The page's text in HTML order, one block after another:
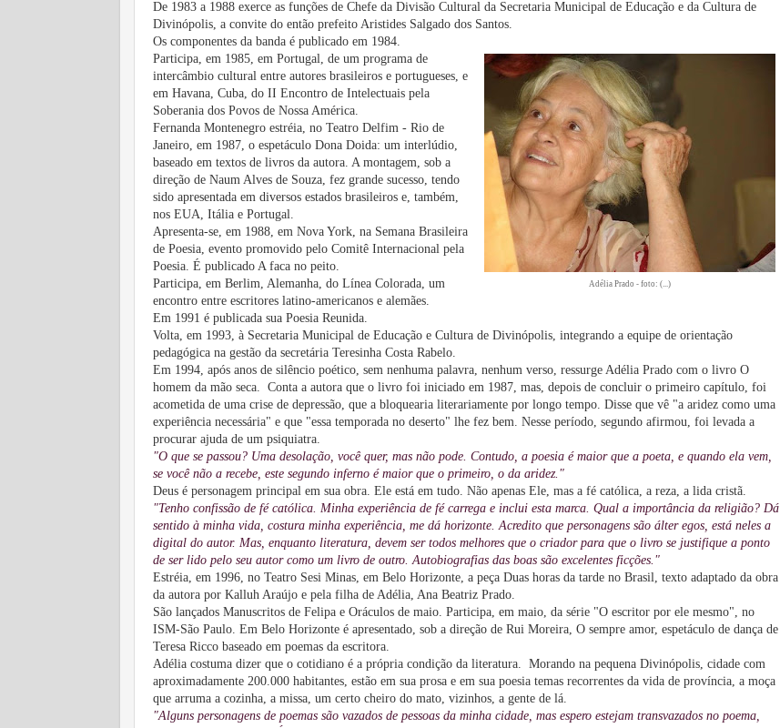
De 1983 a 1988 exerce as funções de Chefe da Divisão Cultural da Secretaria Municipal de Educação e da Cultura de
Divinópolis, a convite do então prefeito Aristides Salgado dos Santos.
Os componentes da banda é publicado em 1984.
Adélia Prado - foto: (...)
Participa, em 1985, em Portugal, de um programa de
intercâmbio cultural entre autores brasileiros e portugueses, e
em Havana, Cuba, do II Encontro de Intelectuais pela
Soberania dos Povos de Nossa América.
Fernanda Montenegro estréia, no Teatro Delfim - Rio de
Janeiro, em 1987, o espetáculo Dona Doida: um interlúdio,
baseado em textos de livros da autora. A montagem, sob a
direção de Naum Alves de Souza, fez grande sucesso, tendo
sido apresentada em diversos estados brasileiros e, também,
nos EUA, Itália e Portugal.
Apresenta-se, em 1988, em Nova York, na Semana Brasileira
de Poesia, evento promovido pelo Comitê Internacional pela
Poesia. É publicado A faca no peito.
Participa, em Berlim, Alemanha, do Línea Colorada, um
encontro entre escritores latino-americanos e alemães.
Em 1991 é publicada sua Poesia Reunida.
Volta, em 1993, à Secretaria Municipal de Educação e Cultura de Divinópolis, integrando a equipe de orientação
pedagógica na gestão da secretária Teresinha Costa Rabelo.
Em 1994, após anos de silêncio poético, sem nenhuma palavra, nenhum verso, ressurge Adélia Prado com o livro O
homem da mão seca. Conta a autora que o livro foi iniciado em 1987, mas, depois de concluir o primeiro capítulo, foi
acometida de uma crise de depressão, que a bloquearia literariamente por longo tempo. Disse que vê "a aridez como uma
experiência necessária" e que "essa temporada no deserto" lhe fez bem. Nesse período, segundo afirmou, foi levada a
procurar ajuda de um psiquiatra.
"O que se passou? Uma desolação, você quer, mas não pode. Contudo, a poesia é maior que a poeta, e quando ela vem,
se você não a recebe, este segundo inferno é maior que o primeiro, o da aridez."
Deus é personagem principal em sua obra. Ele está em tudo. Não apenas Ele, mas a fé católica, a reza, a lida cristã.
"Tenho confissão de fé católica. Minha experiência de fé carrega e inclui esta marca. Qual a importância da religião? Dá
sentido à minha vida, costura minha experiência, me dá horizonte. Acredito que personagens são álter egos, está neles a
digital do autor. Mas, enquanto literatura, devem ser todos melhores que o criador para que o livro se justifique a ponto
de ser lido pelo seu autor como um livro de outro. Autobiografias das boas são excelentes ficções."
Estréia, em 1996, no Teatro Sesi Minas, em Belo Horizonte, a peça Duas horas da tarde no Brasil, texto adaptado da obra
da autora por Kalluh Araújo e pela filha de Adélia, Ana Beatriz Prado.
São lançados Manuscritos de Felipa e Oráculos de maio. Participa, em maio, da série "O escritor por ele mesmo", no
ISM-São Paulo. Em Belo Horizonte é apresentado, sob a direção de Rui Moreira, O sempre amor, espetáculo de dança de
Teresa Ricco baseado em poemas da escritora.
Adélia costuma dizer que o cotidiano é a própria condição da literatura. Morando na pequena Divinópolis, cidade com
aproximadamente 200.000 habitantes, estão em sua prosa e em sua poesia temas recorrentes da vida de província, a moça
que arruma a cozinha, a missa, um certo cheiro do mato, vizinhos, a gente de lá.
"Alguns personagens de poemas são vazados de pessoas da minha cidade, mas espero estejam transvazados no poema,